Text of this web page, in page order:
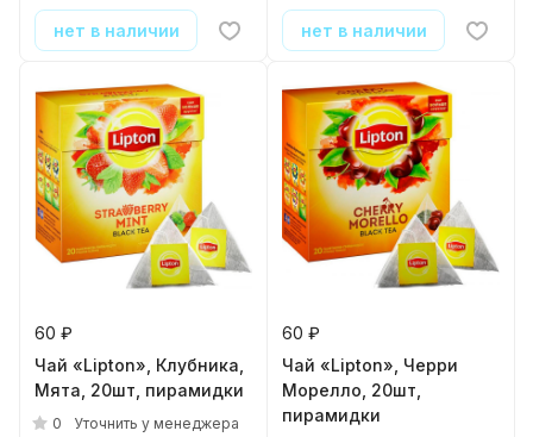
нет в наличии нет в наличии
60 ₽
Чай «Lipton», Клубника,
Мята, 20шт, пирамидки
0 Уточнить у менеджера
60 ₽
Чай «Lipton», Черри
Морелло, 20шт,
пирамидки